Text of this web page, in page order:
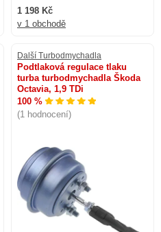
1 198 Kč
v 1 obchodě
Další Turbodmychadla
Podtlaková regulace tlaku
turba turbodmychadla Škoda
Octavia, 1,9 TDi
100 %
(1 hodnocení)